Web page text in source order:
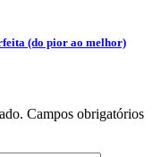
(do pior ao melhor)
Campos obrigatórios